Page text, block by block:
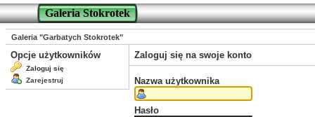
Galeria Stokrotek
Galeria "Garbatych Stokrotek"
Opcje użytkowników
Zaloguj się
Zarejestruj
Zaloguj się na swoje konto
Nazwa użytkownika
Hasło